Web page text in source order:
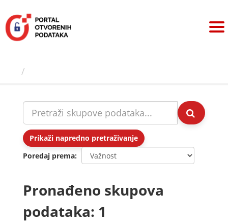
sadržaj
Prikaži napredno pretraživanje
Poredaj prema
Pronađeno skupova
podataka: 1